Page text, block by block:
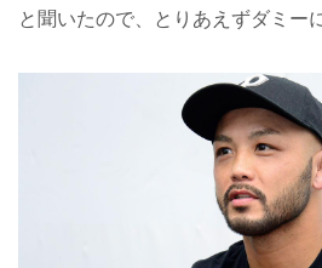
と聞いたので、とりあえずダミー